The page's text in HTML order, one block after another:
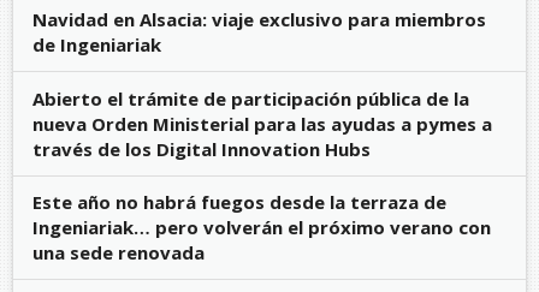
Navidad en Alsacia: viaje exclusivo para miembros
de Ingeniariak
Abierto el trámite de participación pública de la
nueva Orden Ministerial para las ayudas a pymes a
través de los Digital Innovation Hubs
Este año no habrá fuegos desde la terraza de
Ingeniariak… pero volverán el próximo verano con
una sede renovada